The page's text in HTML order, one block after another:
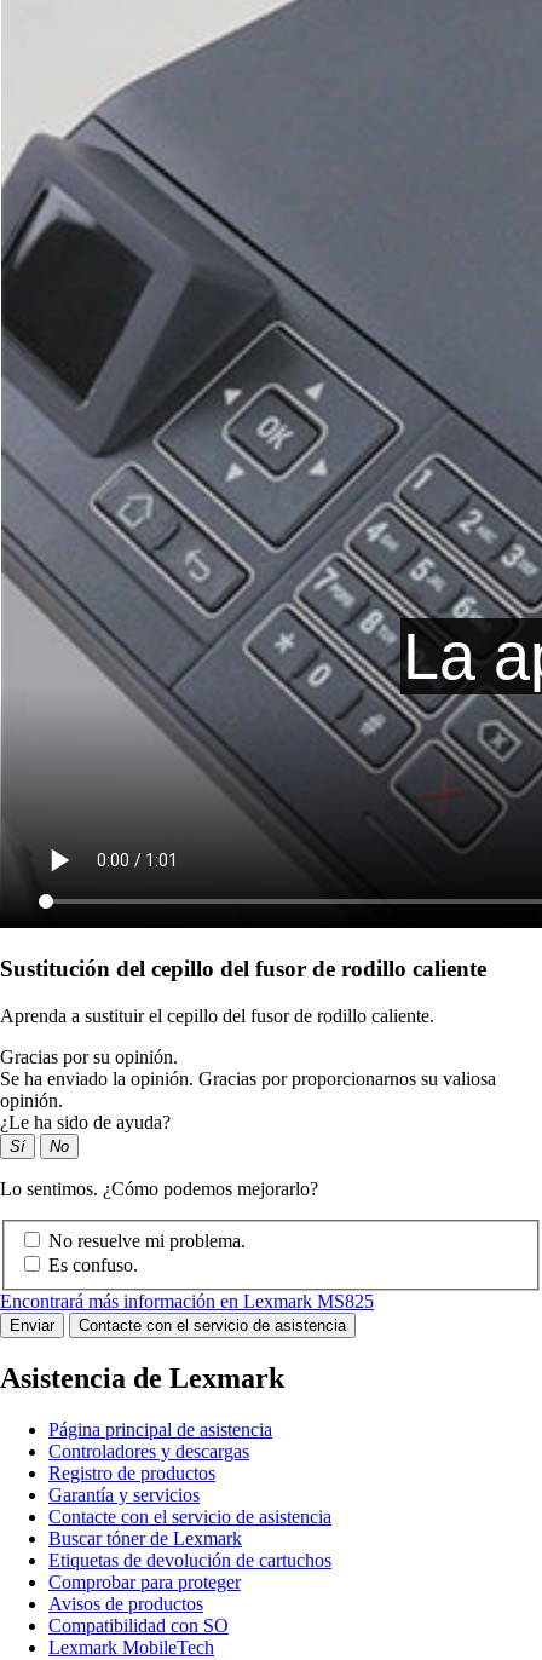
Sustitución del cepillo del fusor de rodillo caliente
Aprenda a sustituir el cepillo del fusor de rodillo caliente.
Gracias por su opinión.
Se ha enviado la opinión. Gracias por proporcionarnos su valiosa
opinión.
¿Le ha sido de ayuda?
Sí No
Lo sentimos. ¿Cómo podemos mejorarlo?
No resuelve mi problema.
Es confuso.
Encontrará más información en Lexmark MS825
Enviar Contacte con el servicio de asistencia
Asistencia de Lexmark
Página principal de asistencia
Controladores y descargas
Registro de productos
Garantía y servicios
Contacte con el servicio de asistencia
Buscar tóner de Lexmark
Etiquetas de devolución de cartuchos
Comprobar para proteger
Avisos de productos
Compatibilidad con SO
Lexmark MobileTech